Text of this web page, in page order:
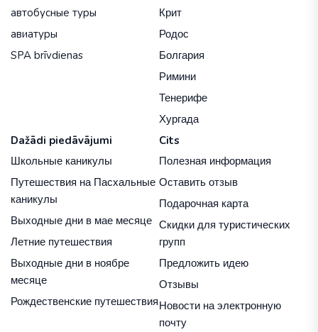
автобусные туры
авиатуры
SPA brīvdienas
Крит
Родос
Болгария
Римини
Тенерифе
Хургада
Dažādi piedāvājumi
Школьные каникулы
Путешествия на Пасхальные
каникулы
Выходные дни в мае месяце
Летние путешествия
Выходные дни в ноябре
месяце
Рождественские путешествия
Cits
Полезная информация
Оставить отзыв
Подарочная карта
Скидки для туристических
групп
Предложить идею
Отзывы
Новости на электронную
почту